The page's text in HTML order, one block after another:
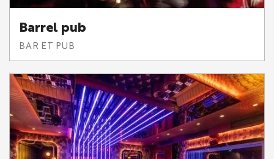
Barrel pub
BAR ET PUB